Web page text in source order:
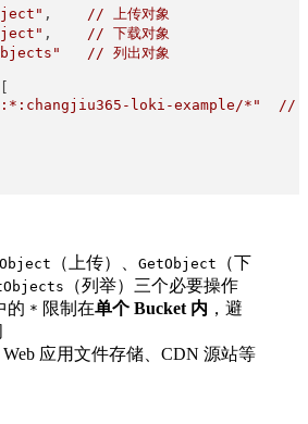
, // 上传对象
, // 下载对象
// 列出对象
loki-example/*"
//
（上传）、 GetObject
（下
（列举）三个必要操作
的 * 限制在单个 Bucket 内 ，避
Web 应用文件存储、CDN 源站等